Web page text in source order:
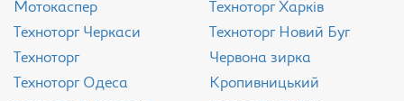
Мотокаспер
Техноторг Черкаси
Техноторг
Техноторг Одеса
Техноторг Харків
Техноторг Новий Буг
Червона зирка
Кропивницький